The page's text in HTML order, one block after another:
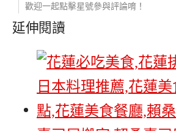
歡迎一起點擊星號參與評論唷！
延伸閱讀